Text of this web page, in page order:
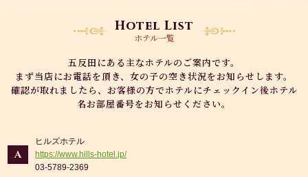
Hotel List
ホテル一覧
五反田にある主なホテルのご案内です。
まず当店にお電話を頂き、女の子の空き状況をお知らせします。
確認が取れましたら、お客様の方でホテルにチェックイン後ホテル
名お部屋番号をお知らせください。
A
ヒルズホテル
https://www.hills-hotel.jp/
03-5789-2369